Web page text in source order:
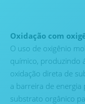
Oxidação com
O uso de oxigênio
químico, produzindo
oxidação direta de
a barreira de
substrato orgânico